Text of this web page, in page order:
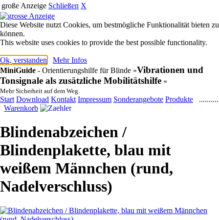
große Anzeige Schließen X
Diese Website nutzt Cookies, um bestmögliche Funktionalität bieten zu
können.
This website uses cookies to provide the best possible functionality.
Ok, verstanden
Mehr Infos
MiniGuide - Orientierungshilfe für Blinde »Vibrationen und
Tonsignale als zusätzliche Mobilitätshilfe «
Mehr Sicherheit auf dem Weg.
Start Download Kontakt Impressum Sonderangebote Produkte ..........
Warenkorb
Blindenabzeichen /
Blindenplakette, blau mit
weißem Männchen (rund,
Nadelverschluss)